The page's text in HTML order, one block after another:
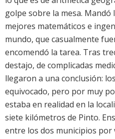
golpe sobre la mesa. Mandó
mejores matemáticos e
mundo, que casualmente
encomendó la tarea. Tras
destajo, de complicadas
llegaron a una conclusión:
equivocado, pero por muy
estaba en realidad en la
siete kilómetros de Pinto.
entre los dos municipios por